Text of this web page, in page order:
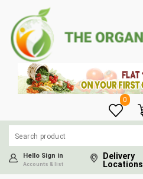
0
Hello Sign in
Accounts & list
Delivery
Locations